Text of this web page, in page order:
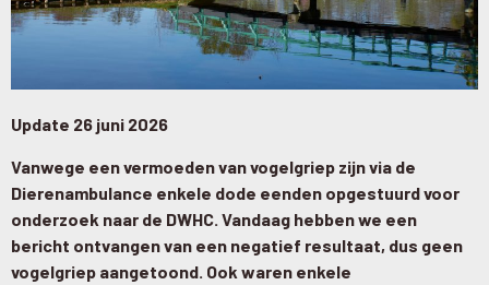
Update 26 juni 2026
Vanwege een vermoeden van vogelgriep zijn via de
Dierenambulance enkele dode eenden opgestuurd voor
onderzoek naar de DWHC. Vandaag hebben we een
bericht ontvangen van een negatief resultaat, dus geen
vogelgriep aangetoond. Ook waren enkele